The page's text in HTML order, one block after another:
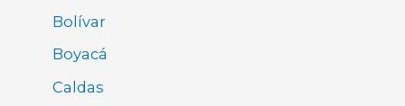
Bolívar
Boyacá
Caldas